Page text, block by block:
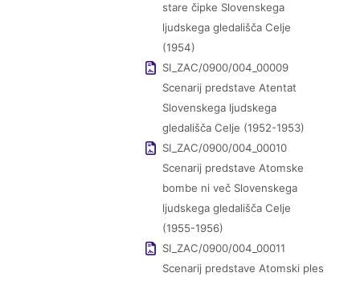
stare čipke Slovenskega
ljudskega gledališča Celje
(1954)
SI_ZAC/0900/004_00009
Scenarij predstave Atentat
Slovenskega ljudskega
gledališča Celje (1952-1953)
SI_ZAC/0900/004_00010
Scenarij predstave Atomske
bombe ni več Slovenskega
ljudskega gledališča Celje
(1955-1956)
SI_ZAC/0900/004_00011
Scenarij predstave Atomski ples